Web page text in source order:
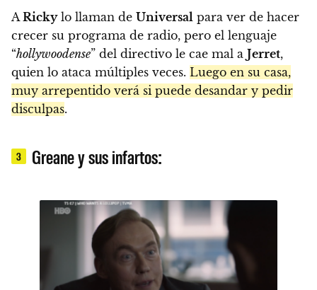
ARickylo llaman de Universal para ver de hacer
crecer su programa de radio, pero el lenguaje
“hollywoodense” del directivo le cae mal a Jerret,
quien lo ataca múltiples veces. Luego en su casa,
muy arrepentido verá si puede desandar y pedir
disculpas.
3 Greane y sus infartos: